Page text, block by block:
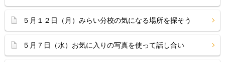
５月１２日（月）みらい分校の気になる場所を探そう
５月７日（水）お気に入りの写真を使って話し合い